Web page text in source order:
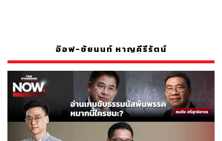
อ๊อฟ-ชัยนนท์ หาญคีรีรัตน์